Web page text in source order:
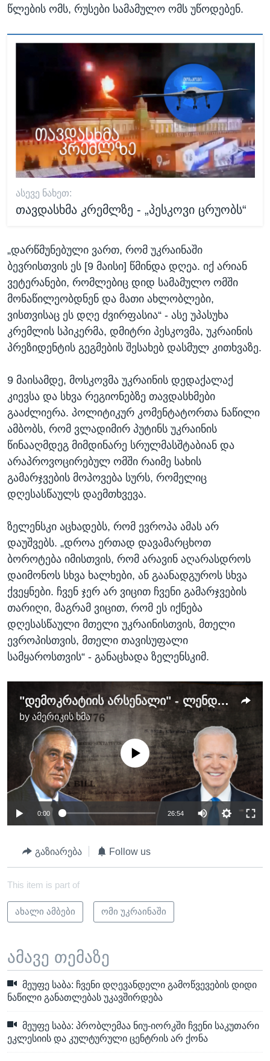
წლების ომს, რუსები სამამულო ომს უწოდებენ.
ᲐᲡᲔᲕᲔ ᲜᲐᲮᲔᲗ:
თავდასხმა კრემლზე - „პესკოვი ცრუობს“
„დარწმუნებული ვართ, რომ უკრაინაში
ბევრისთვის ეს [9 მაისი] წმინდა დღეა. იქ არიან
ვეტერანები, რომლებიც დიდ სამამულო ომში
მონაწილეობდნენ და მათი ახლობლები,
ვისთვისაც ეს დღე ძვირფასია“ - ასე უპასუხა
კრემლის სპიკერმა, დმიტრი პესკოვმა, უკრაინის
პრეზიდენტის გეგმების შესახებ დასმულ კითხვაზე.
9 მაისამდე, მოსკოვმა უკრაინის დედაქალაქ
კიევსა და სხვა რეგიონებზე თავდასხმები
გააძლიერა. პოლიტიკურ კომენტატორთა ნაწილი
ამბობს, რომ ვლადიმირ პუტინს უკრაინის
წინააღმდეგ მიმდინარე სრულმასშტაბიან და
არაპროვოცირებულ ომში რაიმე სახის
გამარჯვების მოპოვება სურს, რომელიც
დღესასწაულს დაემთხვევა.
ზელენსკი აცხადებს, რომ ევროპა ამას არ
დაუშვებს. „დროა ერთად დავამარცხოთ
ბოროტება იმისთვის, რომ არავინ აღარასდროს
დაიმონოს სხვა ხალხები, ან გაანადგუროს სხვა
ქვეყნები. ჩვენ ჯერ არ ვიცით ჩვენი გამარჯვების
თარიღი, მაგრამ ვიცით, რომ ეს იქნება
დღესასწაული მთელი უკრაინისთვის, მთელი
ევროპისთვის, მთელი თავისუფალი
სამყაროსთვის“ - განაცხადა ზელენსკიმ.
"დემოკრატიის არსენალი" - ლენდ-ლიზი
by ამერიკის ხმა
No media source currently available
0:00 26:54
გაზიარება Follow us
This item is part of
ახალი ამბები ომი უკრაინაში
ამავე თემაზე
მეუფე საბა: ჩვენი დღევანდელი გამოწვევების დიდი
ნაწილი განათლებას უკავშირდება
მეუფე საბა: პრობლემაა ნიუ-იორკში ჩვენი საკუთარი
ეკლესიის და კულტურული ცენტრის არ ქონა